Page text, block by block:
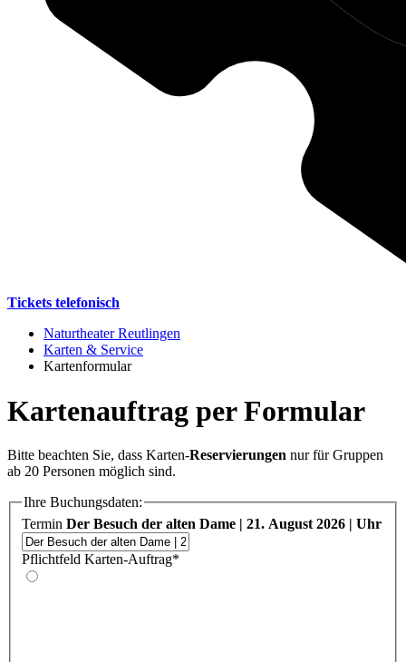
Tickets telefonisch
Naturtheater Reutlingen
Karten & Service
Kartenformular
Kartenauftrag per Formular
Bitte beachten Sie, dass Karten-Reservierungen nur für Gruppen
ab 20 Personen möglich sind.
Ihre Buchungsdaten:
Termin
Der Besuch der alten Dame | 21. August 2026 | Uhr
Pflichtfeld Karten-Auftrag*